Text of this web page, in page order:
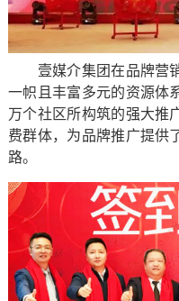
壹媒介集团在品牌营销
一帜且丰富多元的资源体
万个社区所构筑的强大推
费群体，为品牌推广提供
路。